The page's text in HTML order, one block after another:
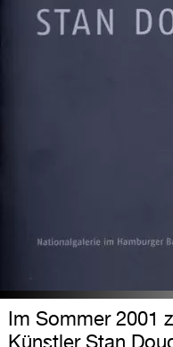
Im Sommer 2001
Künstler Stan